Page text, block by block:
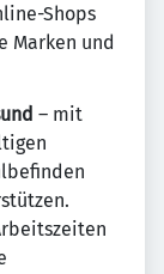
Shops
Marken und
– mit